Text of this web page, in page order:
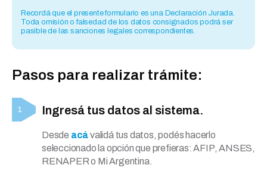
Recordá que el presente formulario es una Declaración Jurada.
Toda omisión o falsedad de los datos consignados podrá ser
pasible de las sanciones legales correspondientes.
Pasos para realizar trámite:
Ingresá tus datos al sistema.
Desde acávalidá tus datos, podés hacerlo
seleccionado la opción que prefieras: AFIP, ANSES,
RENAPER o Mi Argentina.